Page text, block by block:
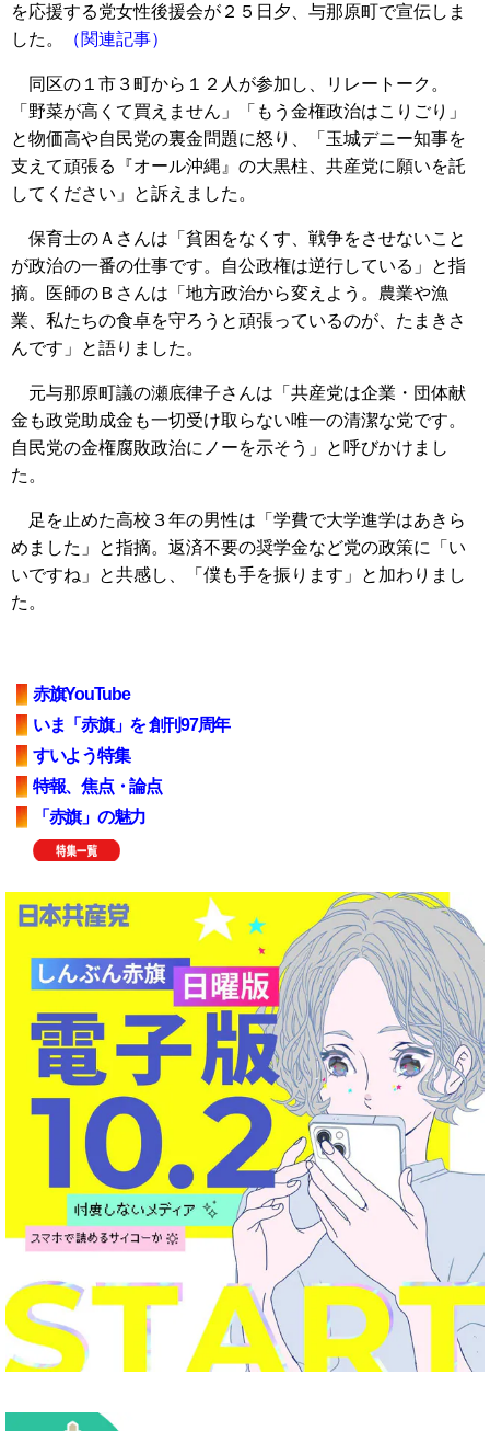
を応援する党女性後援会が２５日夕、与那原町で宣伝しま
した。
（関連記事）
同区の１市３町から１２人が参加し、リレートーク。
「野菜が高くて買えません」「もう金権政治はこりごり」
と物価高や自民党の裏金問題に怒り、「玉城デニー知事を
支えて頑張る『オール沖縄』の大黒柱、共産党に願いを託
してください」と訴えました。
保育士のＡさんは「貧困をなくす、戦争をさせないこと
が政治の一番の仕事です。自公政権は逆行している」と指
摘。医師のＢさんは「地方政治から変えよう。農業や漁
業、私たちの食卓を守ろうと頑張っているのが、たまきさ
んです」と語りました。
元与那原町議の瀬底律子さんは「共産党は企業・団体献
金も政党助成金も一切受け取らない唯一の清潔な党です。
自民党の金権腐敗政治にノーを示そう」と呼びかけまし
た。
足を止めた高校３年の男性は「学費で大学進学はあきら
めました」と指摘。返済不要の奨学金など党の政策に「い
いですね」と共感し、「僕も手を振ります」と加わりまし
た。
赤旗YouTube
いま「赤旗」を 創刊97周年
すいよう特集
特報、焦点・論点
「赤旗」の魅力